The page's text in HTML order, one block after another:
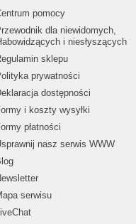
pomocy
dla niewidomych,
i niesłyszących
sklepu
prywatności
dostępności
i koszty wysyłki
płatności
nasz serwis WWW
serwisu